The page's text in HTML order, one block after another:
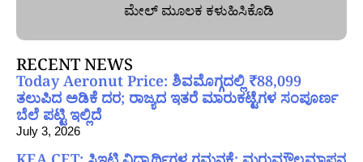
ಮೇಲ್‌ ಮೂಲಕ ಕಳುಹಿಸಿಕೊಡಿ
RECENT NEWS
Today Aeronut Price: ಶಿವಮೊಗ್ಗದಲ್ಲಿ ₹88,099
ತಲುಪಿದ ಅಡಿಕೆ ದರ; ರಾಜ್ಯದ ಇತರೆ ಮಾರುಕಟ್ಟೆಗಳ ಸಂಪೂರ್ಣ
ಬೆಲೆ ಪಟ್ಟಿ ಇಲ್ಲಿದೆ
July 3, 2026